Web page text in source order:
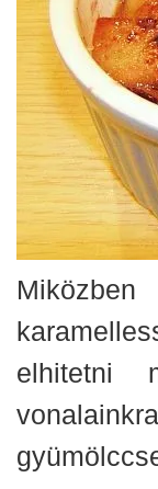
elhitetni